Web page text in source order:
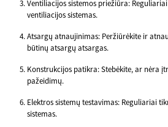
Ventiliacijos sistemos priežiūra:
ventiliacijos sistemas.
Atsargų atnaujinimas: Peržiūrėkite ir
būtinų atsargų atsargas.
Konstrukcijos patikra: Stebėkite, ar nėra
pažeidimų.
Elektros sistemų testavimas: Reguliariai
sistemas.